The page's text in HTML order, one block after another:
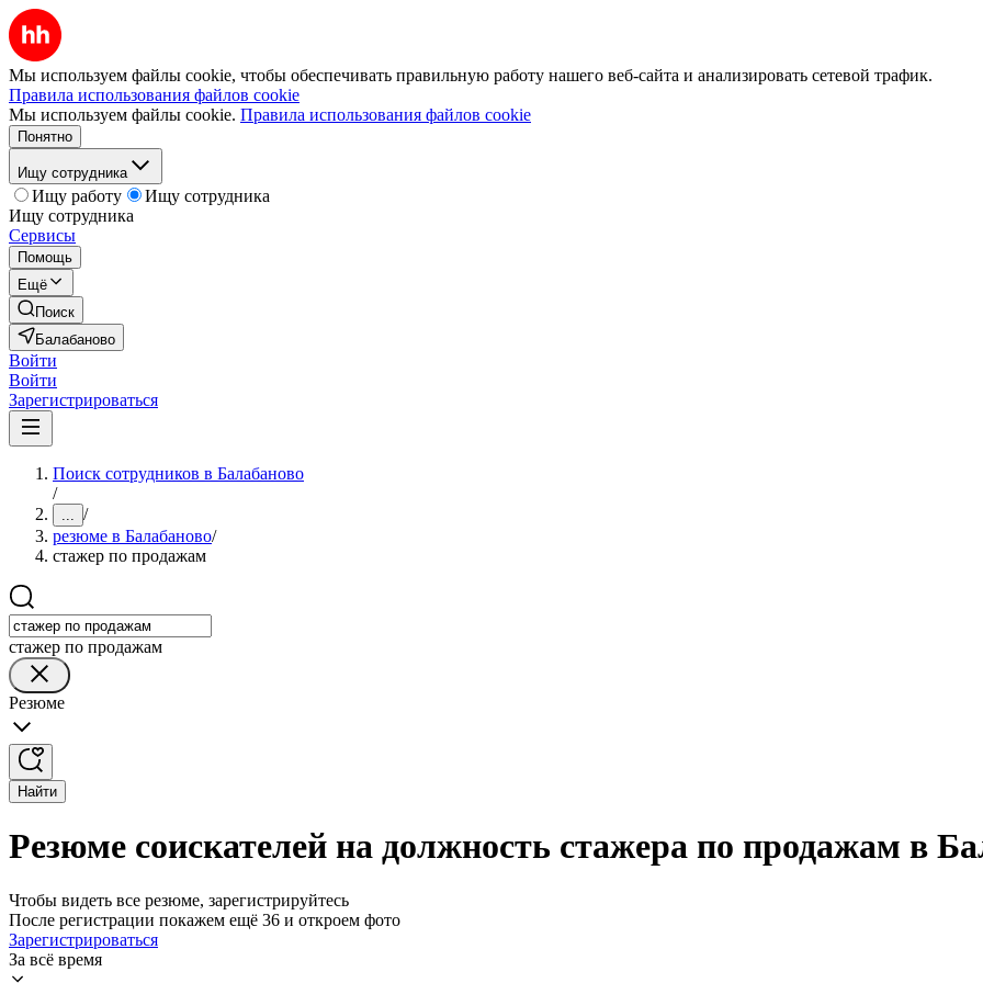
Мы используем файлы cookie, чтобы обеспечивать правильную работу нашего веб-сайта и анализировать сетевой трафик.
Правила использования файлов cookie
Мы используем файлы cookie. Правила использования файлов cookie
Понятно
Ищу сотрудника
Ищу работу
Ищу сотрудника
Ищу сотрудника
Сервисы
Помощь
Ещё
Поиск
Балабаново
Войти
Войти
Зарегистрироваться
Поиск сотрудников в Балабаново
/
... /
резюме в Балабаново/
стажер по продажам
стажер по продажам
Резюме
Найти
Резюме соискателей на должность стажера по продажам в
Чтобы видеть все резюме, зарегистрируйтесь
После регистрации покажем ещё 36 и откроем фото
Зарегистрироваться
За всё время